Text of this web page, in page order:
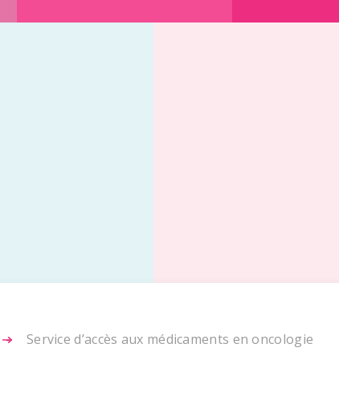
-
Service d’accès aux médicaments en oncologie